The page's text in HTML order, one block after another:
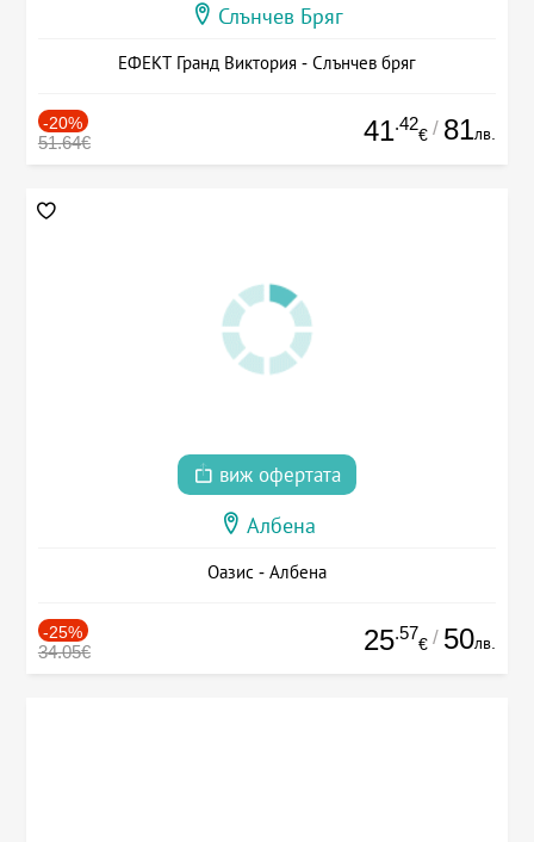
Слънчев Бряг
ЕФЕКТ Гранд Виктория - Слънчев бряг
-20%
51.64€ 41.42
€ / 81лв.
виж офертата
Албена
Оазис - Албена
-25%
34.05€ 25.57
€ / 50лв.